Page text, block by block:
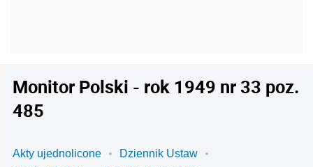
Monitor Polski - rok 1949 nr 33 poz.
485
Akty ujednolicone
Dziennik Ustaw